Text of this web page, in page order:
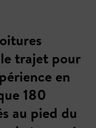
trajet pour
en
180
au pied du